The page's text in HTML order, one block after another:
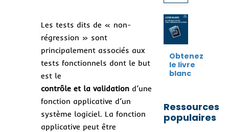
Les tests dits de « non-
régression » sont
principalement associés aux
tests fonctionnels dont le but
est le
contrôle et la validationd’une
fonction applicative d’un
système logiciel. La fonction
applicative peut être
Obtenez
le livre
blanc
Ressources
populaires